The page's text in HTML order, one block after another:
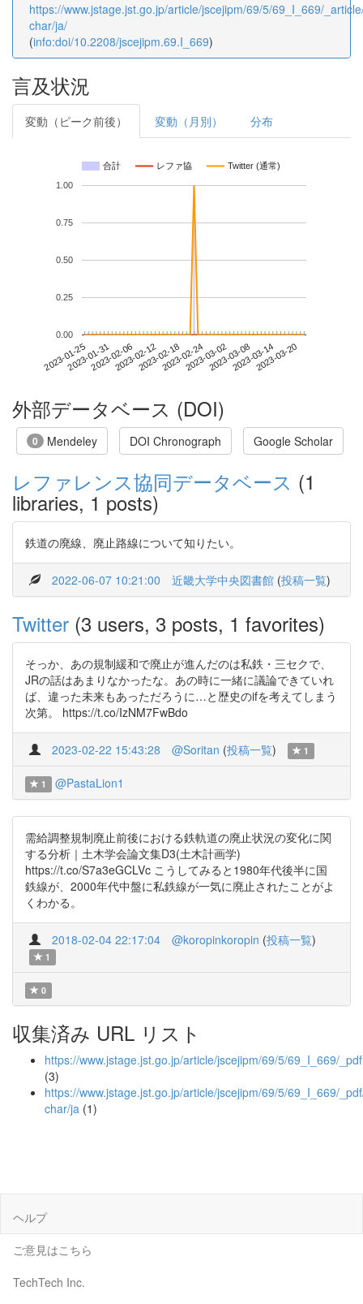
https://www.jstage.jst.go.jp/article/jscejipm/69/5/69_I_669/
char/ja/
(info:doi/10.2208/jscejipm.69.I_669)
言及状況
変動（ピーク前後） 変動（月別） 分布
合計 レファ協 Twitter (通常)
2023-01-252023-01-312023-02-062023-02-122023-02-182023-02-242023-03-022023-03-082023-03-142023-03-20
0.00
0.25
0.50
0.75
1.00
外部データベース (DOI)
0 Mendeley DOI Chronograph Google Scholar
レファレンス協同データベース (1
libraries, 1 posts)
鉄道の廃線、廃止路線について知りたい。
2022-06-07 10:21:00 近畿大学中央図書館 (投稿一覧)
Twitter (3 users, 3 posts, 1 favorites)
そっか、あの規制緩和で廃止が進んだのは私鉄・三セクで、
JRの話はあまりなかったな。あの時に一緒に議論できていれ
ば、違った未来もあっただろうに…と歴史のifを考えてしまう
次第。 https://t.co/IzNM7FwBdo
2023-02-22 15:43:28 @Soritan (投稿一覧) 1
1 @PastaLion1
需給調整規制廃止前後における鉄軌道の廃止状況の変化に関
する分析｜土木学会論文集D3(土木計画学)
https://t.co/S7a3eGCLVc こうしてみると1980年代後半に国
鉄線が、2000年代中盤に私鉄線が一気に廃止されたことがよ
くわかる。
2018-02-04 22:17:04 @koropinkoropin (投稿一覧)
1
0
収集済み URL リスト
https://www.jstage.jst.go.jp/article/jscejipm/69/5/69_I_669/_pdf
(3)
https://www.jstage.jst.go.jp/article/jscejipm/69/5/69_I_669/
char/ja (1)
ヘルプ
ご意見はこちら
TechTech Inc.